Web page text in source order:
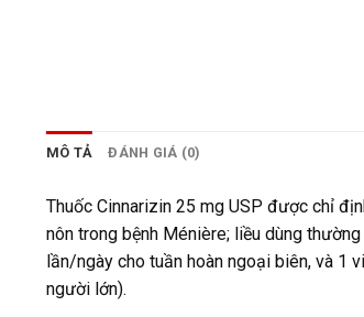
MÔ TẢ ĐÁNH GIÁ (0)
Thuốc Cinnarizin 25 mg USP được chỉ
nôn trong bệnh Ménière; liều dùng
lần/ngày cho tuần hoàn ngoại biên, và 1
người lớn).